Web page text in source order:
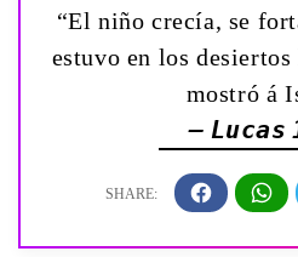
“El niño crecía, se
estuvo en los
mostró á
— Lucas